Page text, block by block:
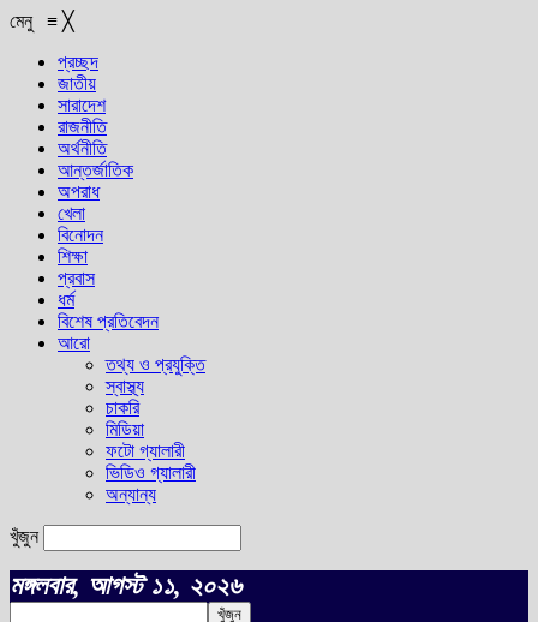
মেনু ≡ ╳
প্রচ্ছদ
জাতীয়
সারাদেশ
রাজনীতি
অর্থনীতি
আন্তর্জাতিক
অপরাধ
খেলা
বিনোদন
শিক্ষা
প্রবাস
ধর্ম
বিশেষ প্রতিবেদন
আরো
তথ্য ও প্রযুক্তি
স্বাস্থ্য
চাকরি
মিডিয়া
ফটো গ্যালারী
ভিডিও গ্যালারী
অন্যান্য
খুঁজুন
মঙ্গলবার, আগস্ট ১১, ২০২৬